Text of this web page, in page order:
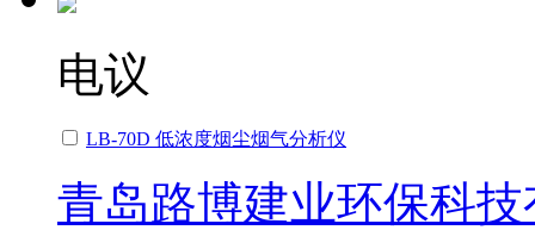
电议
LB-70D 低浓度烟尘烟气分析仪
青岛路博建业环保科